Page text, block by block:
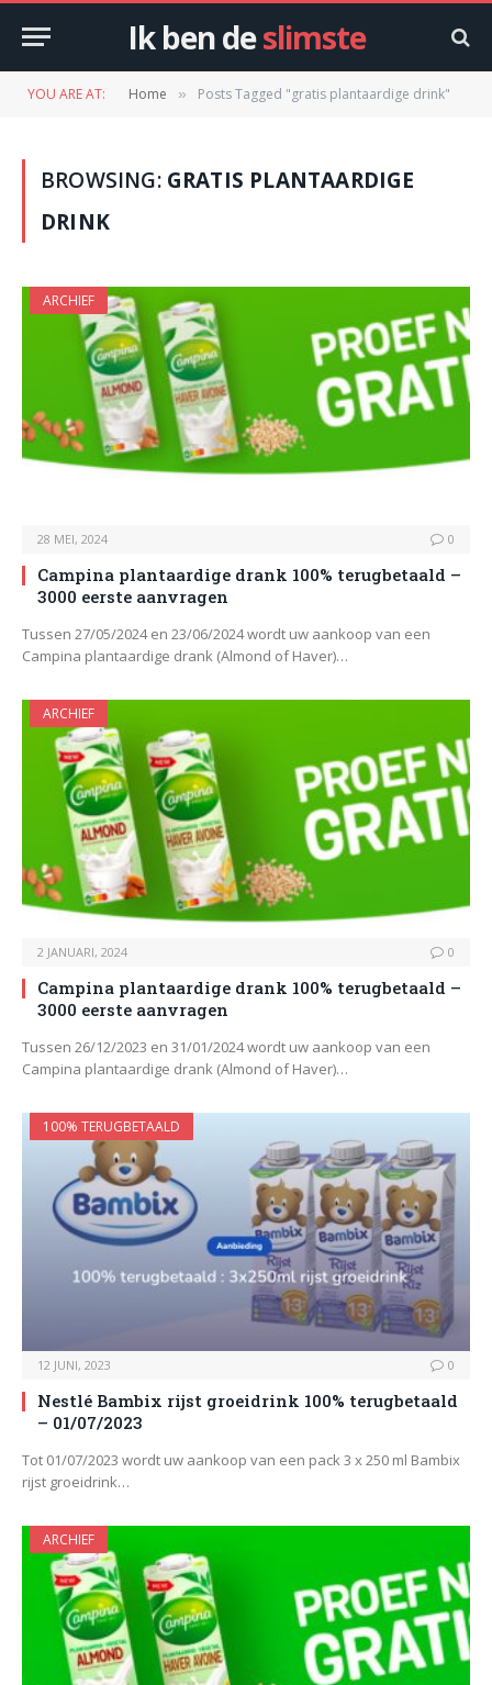
Ik ben deslimste
YOU ARE AT: Home » Posts Tagged "gratis plantaardige drink"
BROWSING: GRATIS PLANTAARDIGE
DRINK
ARCHIEF
28 MEI, 2024 0
Campina plantaardige drank 100% terugbetaald –
3000 eerste aanvragen
Tussen 27/05/2024 en 23/06/2024 wordt uw aankoop van een
Campina plantaardige drank (Almond of Haver)…
ARCHIEF
2 JANUARI, 2024 0
Campina plantaardige drank 100% terugbetaald –
3000 eerste aanvragen
Tussen 26/12/2023 en 31/01/2024 wordt uw aankoop van een
Campina plantaardige drank (Almond of Haver)…
100% TERUGBETAALD
12 JUNI, 2023 0
Nestlé Bambix rijst groeidrink 100% terugbetaald
– 01/07/2023
Tot 01/07/2023 wordt uw aankoop van een pack 3 x 250 ml Bambix
rijst groeidrink…
ARCHIEF